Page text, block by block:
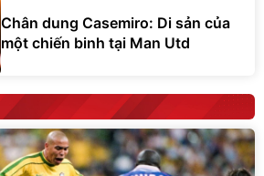
Chân dung Casemiro: Di sản của
một chiến binh tại Man Utd